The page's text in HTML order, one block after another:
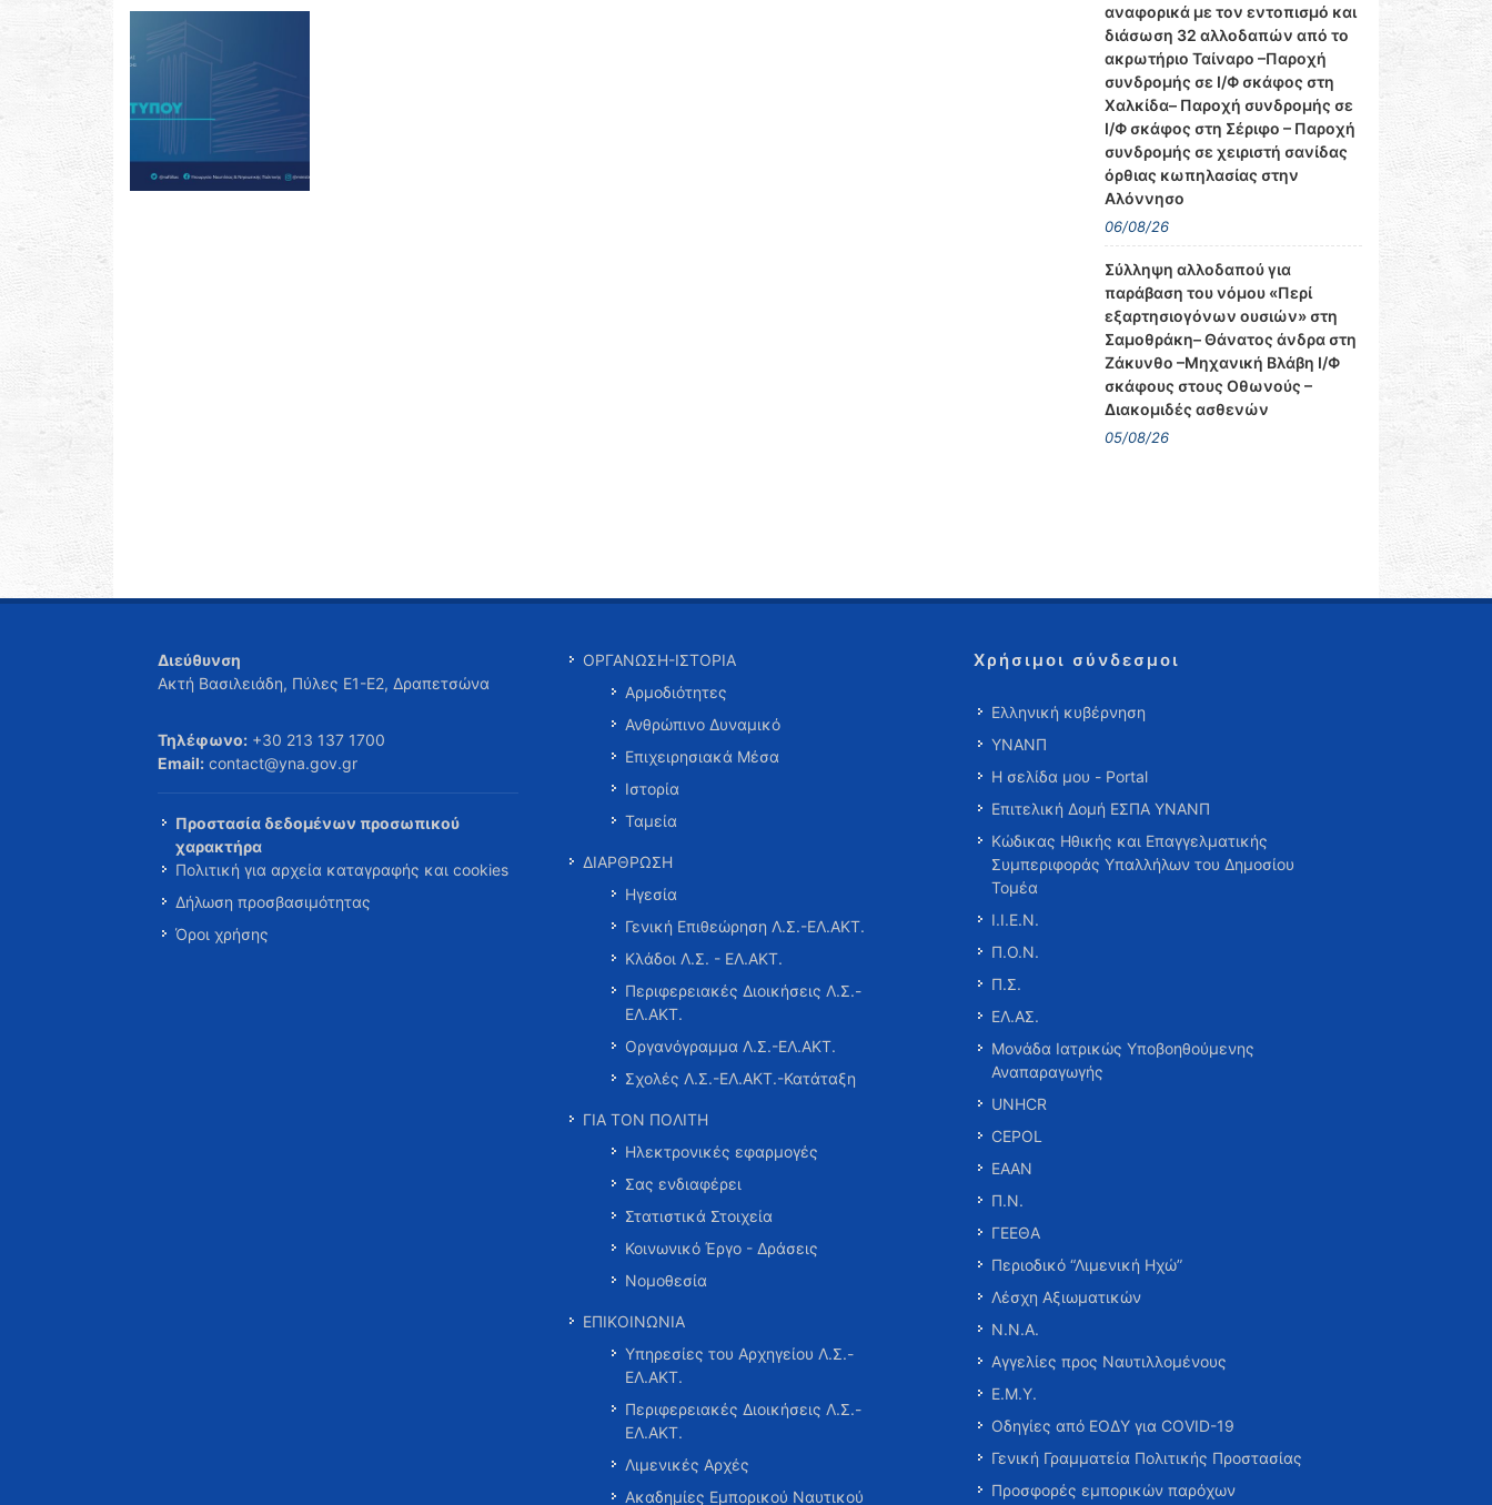
αναφορικά με τον εντοπισμό και
διάσωση 32 αλλοδαπών από το
ακρωτήριο Ταίναρο –Παροχή
συνδρομής σε Ι/Φ σκάφος στη
Χαλκίδα– Παροχή συνδρομής σε
Ι/Φ σκάφος στη Σέριφο – Παροχή
συνδρομής σε χειριστή σανίδας
όρθιας κωπηλασίας στην
Αλόννησο
06/08/26
Σύλληψη αλλοδαπού για
παράβαση του νόμου «Περί
εξαρτησιογόνων ουσιών» στη
Σαμοθράκη– Θάνατος άνδρα στη
Ζάκυνθο –Μηχανική Βλάβη Ι/Φ
σκάφους στους Οθωνούς –
Διακομιδές ασθενών
05/08/26
Διεύθυνση
Ακτή Βασιλειάδη, Πύλες Ε1-Ε2, Δραπετσώνα
Τηλέφωνο: +30 213 137 1700
Email: contact@yna.gov.gr
Προστασία δεδομένων προσωπικού
χαρακτήρα
Πολιτική για αρχεία καταγραφής και cookies
Δήλωση προσβασιμότητας
Όροι χρήσης
ΟΡΓΑΝΩΣΗ-ΙΣΤΟΡΙΑ
Αρμοδιότητες
Ανθρώπινο Δυναμικό
Επιχειρησιακά Μέσα
Ιστορία
Ταμεία
ΔΙΑΡΘΡΩΣΗ
Ηγεσία
Γενική Επιθεώρηση Λ.Σ.-ΕΛ.ΑΚΤ.
Κλάδοι Λ.Σ. - ΕΛ.ΑΚΤ.
Περιφερειακές Διοικήσεις Λ.Σ.-
ΕΛ.ΑΚΤ.
Οργανόγραμμα Λ.Σ.-ΕΛ.ΑΚΤ.
Σχολές Λ.Σ.-ΕΛ.ΑΚΤ.-Κατάταξη
ΓΙΑ ΤΟΝ ΠΟΛΙΤΗ
Ηλεκτρονικές εφαρμογές
Σας ενδιαφέρει
Στατιστικά Στοιχεία
Κοινωνικό Έργο - Δράσεις
Νομοθεσία
ΕΠΙΚΟΙΝΩΝΙΑ
Υπηρεσίες του Αρχηγείου Λ.Σ.-
ΕΛ.ΑΚΤ.
Περιφερειακές Διοικήσεις Λ.Σ.-
ΕΛ.ΑΚΤ.
Λιμενικές Αρχές
Ακαδημίες Εμπορικού Ναυτικού
Χρήσιμοι σύνδεσμοι
Ελληνική κυβέρνηση
ΥΝΑΝΠ
Η σελίδα μου - Portal
Επιτελική Δομή ΕΣΠΑ ΥΝΑΝΠ
Κώδικας Ηθικής και Επαγγελματικής
Συμπεριφοράς Υπαλλήλων του Δημοσίου
Τομέα
Ι.Ι.Ε.Ν.
Π.Ο.Ν.
Π.Σ.
ΕΛ.ΑΣ.
Μονάδα Ιατρικώς Υποβοηθούμενης
Αναπαραγωγής
UNHCR
CEPOL
ΕΑΑΝ
Π.Ν.
ΓΕΕΘΑ
Περιοδικό “Λιμενική Ηχώ”
Λέσχη Αξιωματικών
Ν.Ν.Α.
Αγγελίες προς Ναυτιλλομένους
Ε.Μ.Υ.
Οδηγίες από ΕΟΔΥ για COVID-19
Γενική Γραμματεία Πολιτικής Προστασίας
Προσφορές εμπορικών παρόχων